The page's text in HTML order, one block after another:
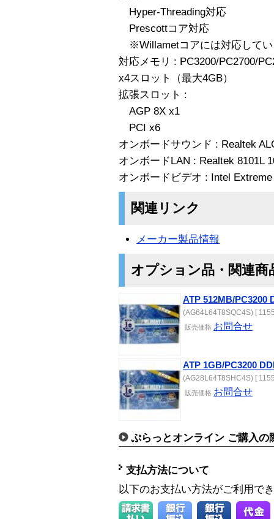
Hyper-Threading対応
Prescottコア対応
※Willametコアには対応してい
対応メモリ : PC3200/PC2700/
x4スロット（最大4GB）
拡張スロット :
AGP 8X x1
PCI x6
オンボードサウンド : Realtek
オンボードLAN : Realtek 8101L
オンボードビデオ : Intel
関連リンク
メーカー製品情報
オプション品・関連商
ATP 512MB/PC3200
(AG64L64T8SQC4S) [
販売価格 お問合せ
ATP 1GB/PC3200
(AG28L64T8SHC4S) [
販売価格 お問合せ
ぷらっとオンライン ご購入の
支払方法について
以下のお支払い方法がご利用で